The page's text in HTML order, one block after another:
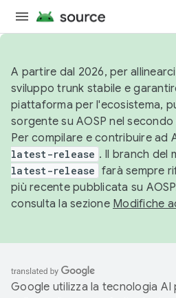
A partire dal 2026, per
sviluppo trunk stabile e
piattaforma per l'ecosistema,
sorgente su AOSP nel
Per compilare e contribuire ad
latest-release . Il branch del
latest-release farà sempre
più recente pubblicata su
consulta la sezione Modifiche
Google utilizza la tecnologia